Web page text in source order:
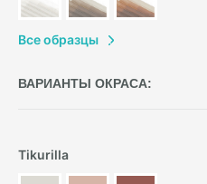
Все образцы
ВАРИАНТЫ ОКРАСА:
Tikurilla